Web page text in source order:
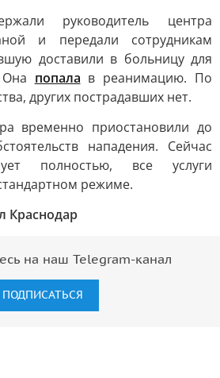
руководитель центра
и передали сотрудникам
доставили в больницу для
попала в реанимацию. По
других пострадавших нет.
временно приостановили до
нападения. Сейчас
полностью, все услуги
режиме.
Краснодар
на наш Telegram-канал
ПОДПИСАТЬСЯ